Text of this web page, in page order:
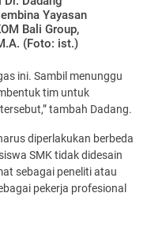
Yayasan
Bali Group,
(Foto: ist.)
ini. Sambil menunggu
tim untuk
tambah Dadang.
diperlakukan berbeda
SMK tidak didesain
sebagai peneliti atau
pekerja profesional